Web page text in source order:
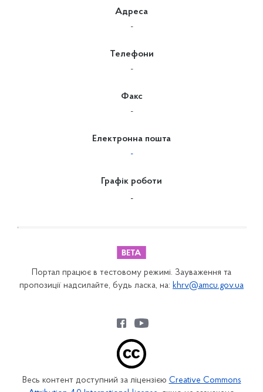
Адреса
-
Телефони
-
Факс
-
Електронна пошта
-
Графік роботи
-
Портал працює в тестовому режимі. Зауваження та
пропозиції надсилайте, будь ласка, на: khrv@amcu.gov.ua
Весь контент доступний за ліцензією Creative Commons